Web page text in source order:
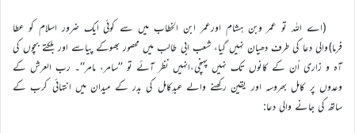
(اے اللہ تو عمر وبن ہشام اورعمر ابن الخطاب میں سے کوئی ایک ضرور اسلام کو عطا
فرما)والی دعا کی طرف دھیان نہیں گیا، شعب ابی طالب میں محصور بھوکے پیاسے اور بلکتے بچوں کی
آہ و زاری اُن کے کانوں تک نہیں پہنچی،انہیں نظر آئے تو ’’سامر، مامر‘‘۔ رب العرش کے
وعدوں پر کامل بھروسہ اور یقین رکھنے والے عبدِکامل کی بدر کے میدان میں انتہائی کرب کے
ساتھ کی جانے والی دعا: